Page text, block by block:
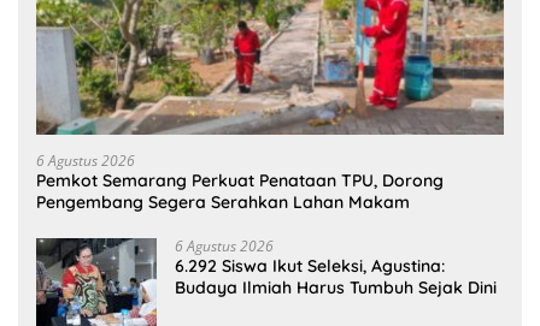
6 Agustus 2026
Pemkot Semarang Perkuat Penataan TPU, Dorong
Pengembang Segera Serahkan Lahan Makam
6 Agustus 2026
6.292 Siswa Ikut Seleksi, Agustina:
Budaya Ilmiah Harus Tumbuh Sejak Dini